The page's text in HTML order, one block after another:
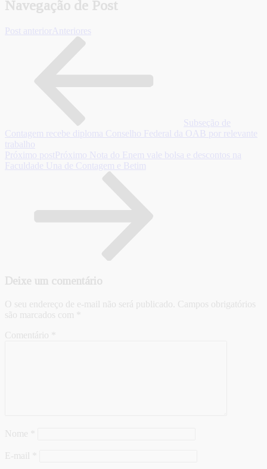
Navegação de Post
Post anterior Anteriores
Subseção de
Contagem recebe diploma Conselho Federal da OAB por relevante
trabalho
Próximo post Próximo Nota do Enem vale bolsa e descontos na
Faculdade Una de Contagem e Betim
Deixe um comentário
O seu endereço de e-mail não será publicado. Campos obrigatórios
são marcados com
Comentário
Nome
E-mail